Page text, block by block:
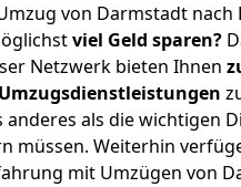
von Darmstadt
viel Geld sparen?
Netzwerk bieten Ihnen
anderes als die wichtigen
müssen. Weiterhin
mit Umzügen von